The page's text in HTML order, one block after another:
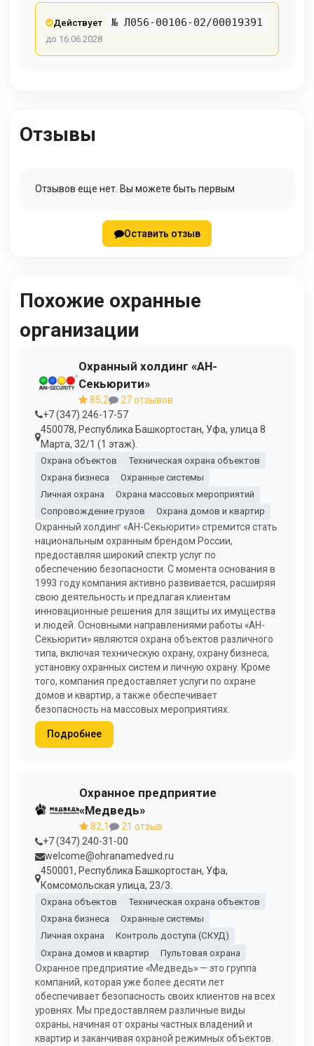
Действует № Л056-00106-02/00019391
до 16.06.2028
Отзывы
Отзывов еще нет. Вы можете быть первым
Оставить отзыв
Похожие охранные
организации
Охранный холдинг «АН-
Секьюрити»
85,2
27 отзывов
+7 (347) 246-17-57
450078, Республика Башкортостан, Уфа, улица 8
Марта, 32/1 (1 этаж).
Охрана объектов
Техническая охрана объектов
Охрана бизнеса
Охранные системы
Личная охрана
Охрана массовых мероприятий
Сопровождение грузов
Охрана домов и квартир
Охранный холдинг «АН-Секьюрити» стремится стать
национальным охранным брендом России,
предоставляя широкий спектр услуг по
обеспечению безопасности. С момента основания в
1993 году компания активно развивается, расширяя
свою деятельность и предлагая клиентам
инновационные решения для защиты их имущества
и людей. Основными направлениями работы «АН-
Секьюрити» являются охрана объектов различного
типа, включая техническую охрану, охрану бизнеса,
установку охранных систем и личную охрану. Кроме
того, компания предоставляет услуги по охране
домов и квартир, а также обеспечивает
безопасность на массовых мероприятиях.
Подробнее
Охранное предприятие
«Медведь»
82,1
21 отзыв
+7 (347) 240-31-00
welcome@ohranamedved.ru
450001, Республика Башкортостан, Уфа,
Комсомольская улица, 23/3.
Охрана объектов
Техническая охрана объектов
Охрана бизнеса
Охранные системы
Личная охрана
Контроль доступа (СКУД)
Охрана домов и квартир
Пультовая охрана
Охранное предприятие «Медведь» — это группа
компаний, которая уже более десяти лет
обеспечивает безопасность своих клиентов на всех
уровнях. Мы предоставляем различные виды
охраны, начиная от охраны частных владений и
квартир и заканчивая охраной режимных объектов.